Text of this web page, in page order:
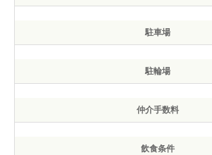
駐車場
駐輪場
仲介手数料
飲食条件